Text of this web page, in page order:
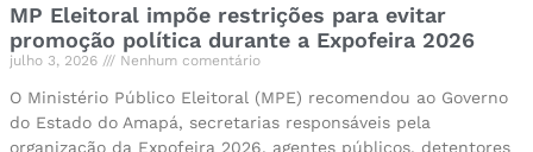
MP Eleitoral impõe restrições para evitar
promoção política durante a Expofeira 2026
julho 3, 2026 Nenhum comentário
O Ministério Público Eleitoral (MPE) recomendou ao Governo
do Estado do Amapá, secretarias responsáveis pela
organização da Expofeira 2026, agentes públicos, detentores